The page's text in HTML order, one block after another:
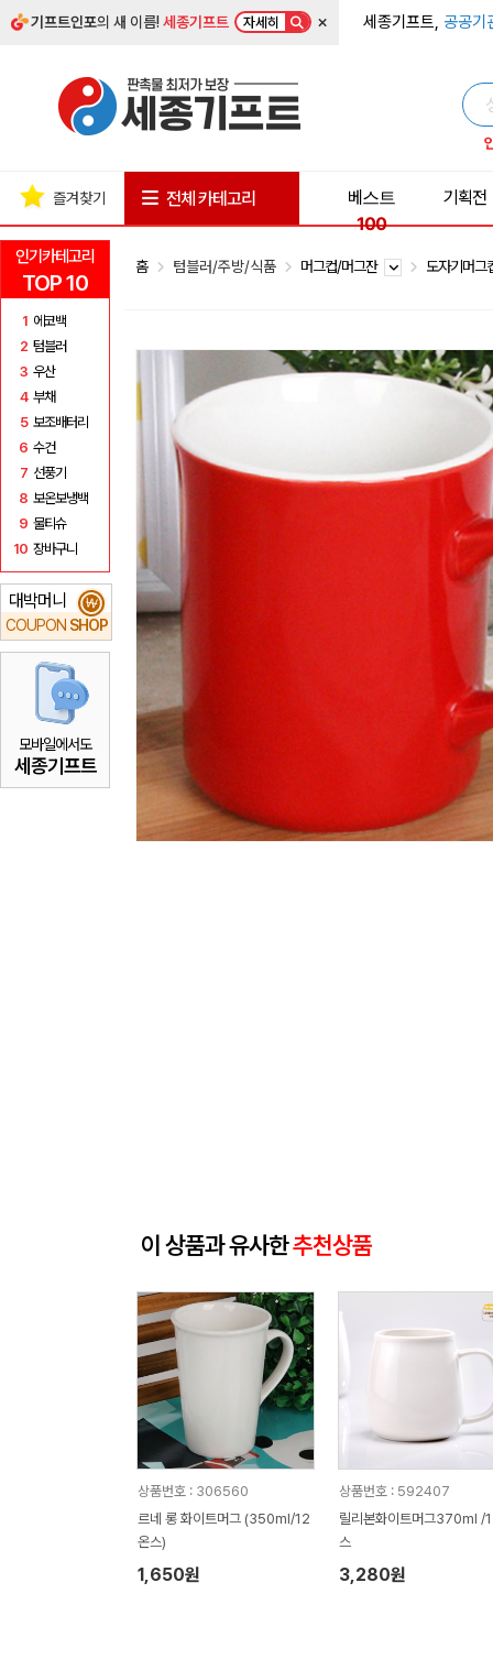
기프트인포의 새 이름!세종기프트 자세히 × 세종기프트, 공공기
인기카테고리
TOP 10
1 에코백
2 텀블러
3 우산
4 부채
5 보조배터리
6 수건
7 선풍기
8 보온보냉백
9 물티슈
10 장바구니
대박머니
COUPON SHOP
₩
모바일에서도
세종기프트
즐겨찾기 전체 카테고리
베스트
100
기획전
홈 텀블러/주방/식품 머그컵/머그잔 도자기머
이 상품과 유사한추천상품
상품번호 : 306560
르네 롱 화이트머그 (350ml/12
온스)
1,650원
상품번호 : 592407
릴리본화이트머그370ml /
스
3,280원